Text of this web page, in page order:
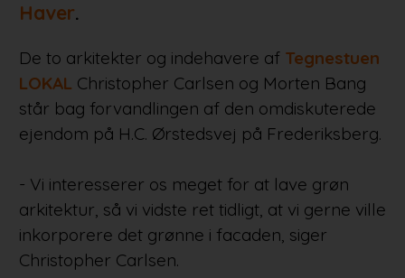
Haver.
De to arkitekter og indehavere af Tegnestuen
LOKAL Christopher Carlsen og Morten Bang
står bag forvandlingen af den omdiskuterede
ejendom på H.C. Ørstedsvej på Frederiksberg.
- Vi interesserer os meget for at lave grøn
arkitektur, så vi vidste ret tidligt, at vi gerne ville
inkorporere det grønne i facaden, siger
Christopher Carlsen.